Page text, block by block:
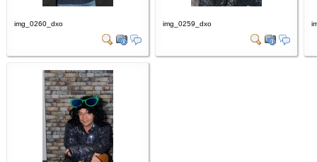
img_0260_dxo img_0259_dxo